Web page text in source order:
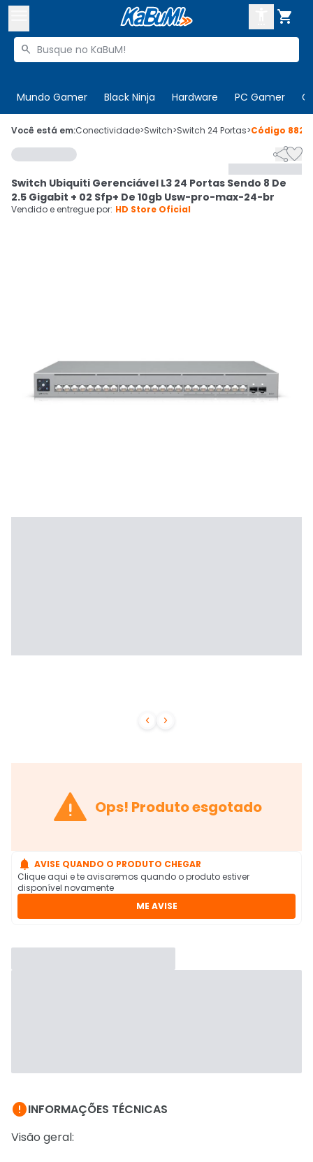

Buscar produtos

Mundo Gamer Black Ninja Hardware PC Gamer
 Olá. Acesse sua conta
 Departamentos
Cupons
CADASTRE-SE
Você está em:Conectividade>Switch>Switch 24 Portas>Código
 

Switch Ubiquiti Gerenciável L3 24 Portas Sendo 8 De
2.5 Gigabit + 02 Sfp+ De 10gb Usw-pro-max-24-br
Vendido e entregue por: HD Store Oficial
 Ops! Produto esgotado
 AVISE QUANDO O PRODUTO CHEGAR
Clique aqui e te avisaremos quando o produto estiver
disponível novamente
ME AVISE
INFORMAÇÕES TÉCNICAS
Visão geral: